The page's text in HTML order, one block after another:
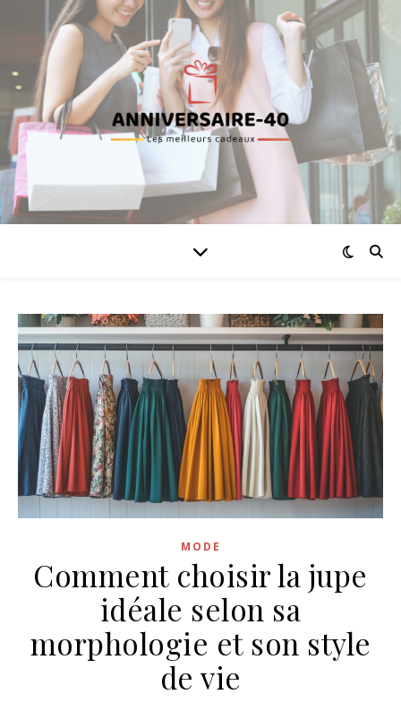
MODE
Comment choisir la jupe
idéale selon sa
morphologie et son style
de vie